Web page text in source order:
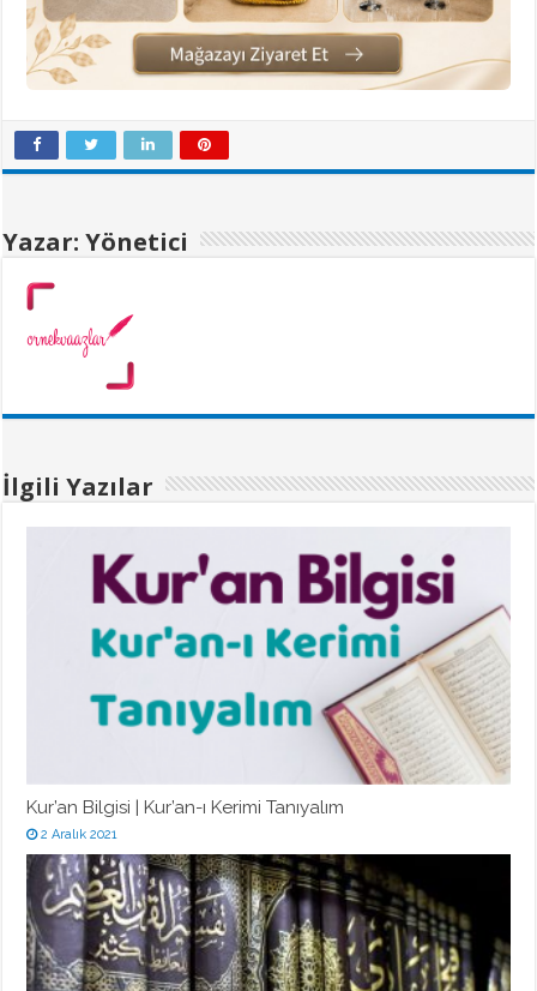
Yazar: Yönetici
İlgili Yazılar
Kur’an Bilgisi | Kur’an-ı Kerimi Tanıyalım
2 Aralık 2021